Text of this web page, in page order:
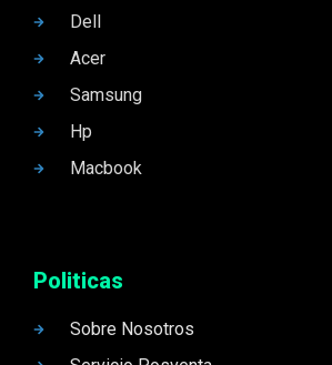
Dell
Acer
Samsung
Hp
Macbook
Politicas
Sobre Nosotros